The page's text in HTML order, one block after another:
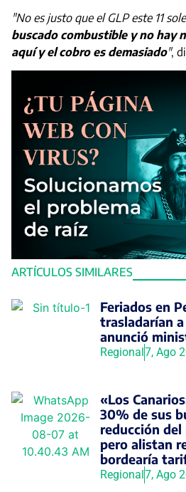
ARTÍCULOS SIMILARES
Feriados en
trasladarían
anunció
Regional7, Ago
«Los
30% de sus
reducción del
pero alistan
bordearía
Regional7, Ago
"No es justo que el GLP este 11
buscado combustible y no hay
aquí y el cobro es demasiado",